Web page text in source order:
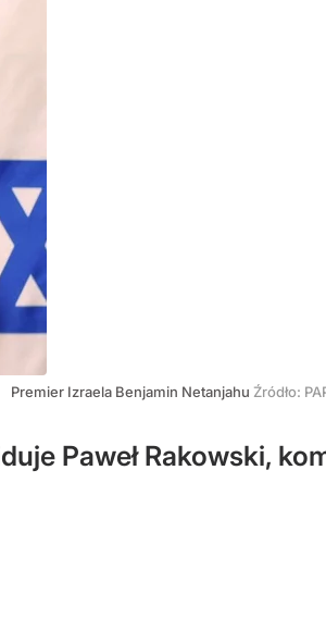
Premier Izraela Benjamin Netanjahu Źródło:
Paweł Rakowski,